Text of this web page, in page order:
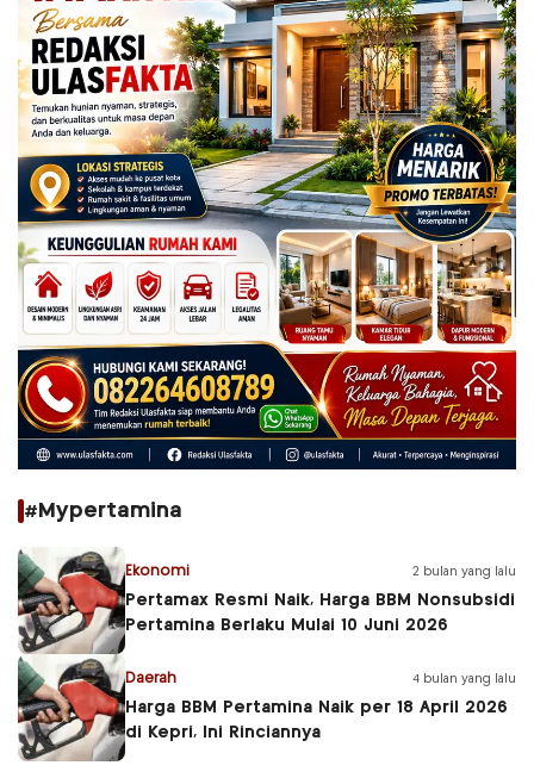
#Mypertamina
Ekonomi 2 bulan yang lalu
Pertamax Resmi Naik, Harga BBM Nonsubsidi
Pertamina Berlaku Mulai 10 Juni 2026
Daerah 4 bulan yang lalu
Harga BBM Pertamina Naik per 18 April 2026
di Kepri, Ini Rinciannya